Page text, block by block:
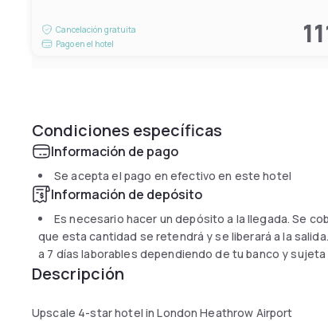
Cancelación gratuita
Pago en el hotel
Condiciones específicas
Información de pago
Se acepta el pago en efectivo en este hotel
Información de depósito
Es necesario hacer un depósito a la llegada. Se
que esta cantidad se retendrá y se liberará a la
a 7 días laborables dependiendo de tu banco y
Descripción
Upscale 4-star hotel in London Heathrow Airport